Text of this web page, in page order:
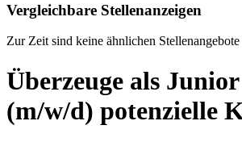
Vergleichbare Stellenanzeigen
Zur Zeit sind keine ähnlichen
Überzeuge als
(m/w/d) potenzielle